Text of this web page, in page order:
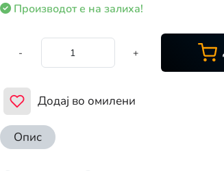
Производот е на залиха!
- +
Додај во омилени
Опис